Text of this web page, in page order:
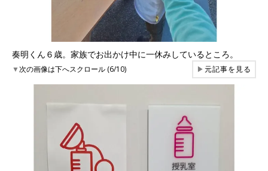
奏明くん６歳。家族でお出かけ中に一休みしているところ。
▼次の画像は下へスクロール (6/10) ▶元記事を見る